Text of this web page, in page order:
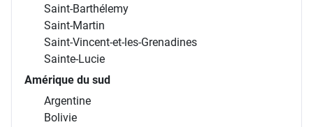
Saint-Barthélemy
Saint-Martin
Saint-Vincent-et-les-Grenadines
Sainte-Lucie
Amérique du sud
Argentine
Bolivie